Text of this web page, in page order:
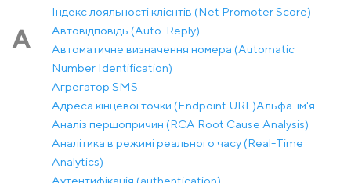
Індекс лояльності клієнтів (Net Promoter Score)
А
Автовідповідь (Auto-Reply)
Автоматичне визначення номера (Automatic
Number Identification)
Агрегатор SMS
Адреса кінцевої точки (Endpoint URL)Альфа-ім'я
Аналіз першопричин (RCA Root Cause Analysis)
Аналітика в режимі реального часу (Real-Time
Analytics)
Аутентифікація (authentication)